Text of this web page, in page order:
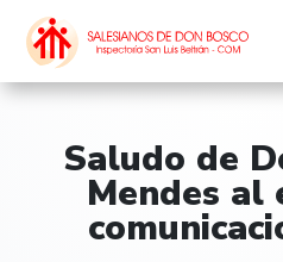
Saludo de
Mendes al